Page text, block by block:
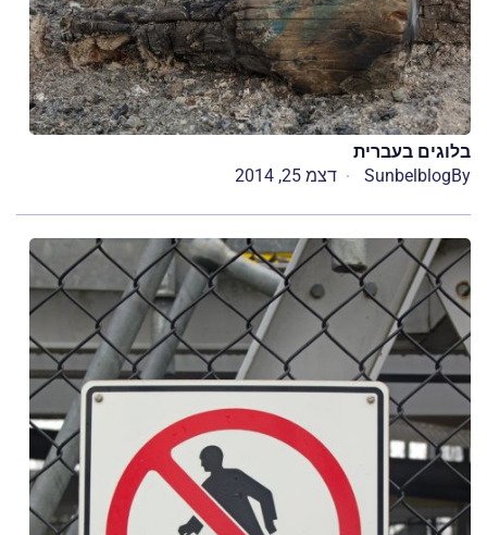
בלוגים בעברית
By
Sunbelblog דצמ 25, 2014